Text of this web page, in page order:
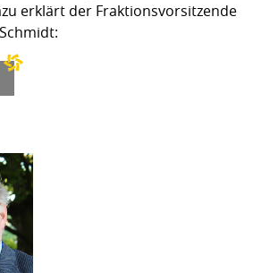
erklärt der Fraktionsvorsitzende